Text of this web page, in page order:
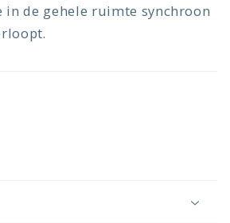
de gehele ruimte synchroon